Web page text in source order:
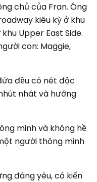
chủ của Fran. Ông
kiêu kỳ ở khu
Upper East Side.
con: Maggie,
đều có nét độc
nhát và hướng
minh và không hề
người thông minh
đáng yêu, có kiến